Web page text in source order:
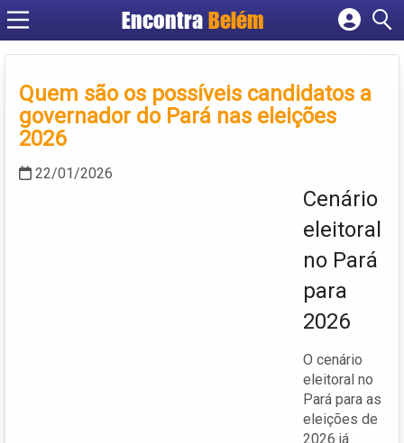
EncontraBelém
Cadastrar empresa
Criar conta
Quem são os possíveis candidatos a
governador do Pará nas eleições
2026
22/01/2026
Cenário
eleitoral
no Pará
para
2026
O cenário
eleitoral no
Pará para as
eleições de
2026 já